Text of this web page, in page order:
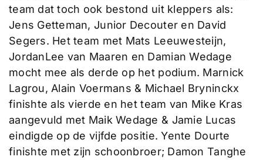
team dat toch ook bestond uit kleppers als:
Jens Getteman, Junior Decouter en David
Segers. Het team met Mats Leeuwesteijn,
JordanLee van Maaren en Damian Wedage
mocht mee als derde op het podium. Marnick
Lagrou, Alain Voermans & Michael Bryninckx
finishte als vierde en het team van Mike Kras
aangevuld met Maik Wedage & Jamie Lucas
eindigde op de vijfde positie. Yente Dourte
finishte met zijn schoonbroer; Damon Tanghe